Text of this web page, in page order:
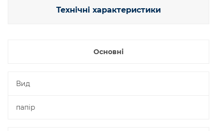
Технічні характеристики
Основні
Вид
папір